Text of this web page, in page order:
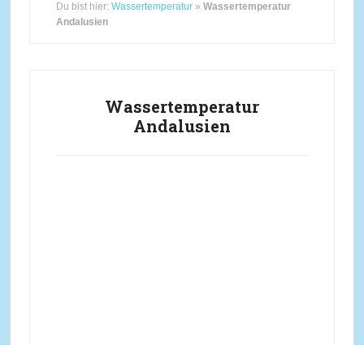
Du bist hier: Wassertemperatur» Wassertemperatur
Andalusien
Wassertemperatur
Andalusien